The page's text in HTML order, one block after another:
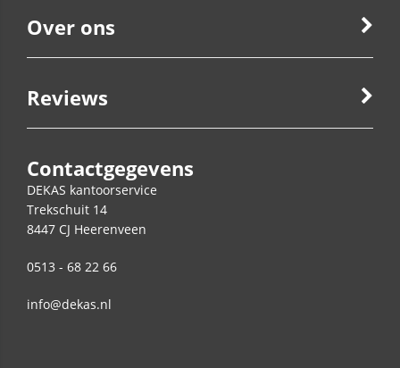
Over ons
Reviews
Contactgegevens
DEKAS kantoorservice
Trekschuit 14
8447 CJ Heerenveen
0513 - 68 22 66
info@dekas.nl